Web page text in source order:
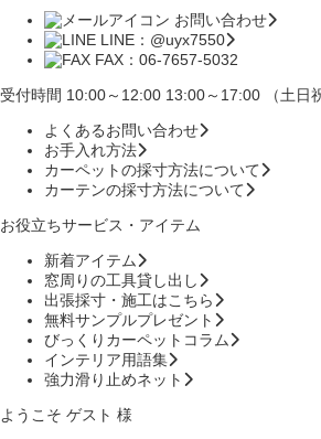
お問い合わせ
LINE：@uyx7550
FAX：06-7657-5032
受付時間 10:00～12:00 13:00～17:00 （土日
よくあるお問い合わせ
お手入れ方法
カーペットの採寸方法について
カーテンの採寸方法について
お役立ちサービス・アイテム
新着アイテム
窓周りの工具貸し出し
出張採寸・施工はこちら
無料サンプルプレゼント
びっくりカーペットコラム
インテリア用語集
強力滑り止めネット
ようこそ ゲスト 様